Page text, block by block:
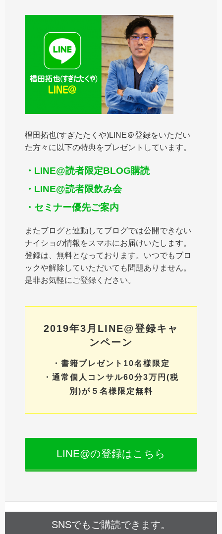
椙田拓也(すぎたたくや)LINE＠登録をいただい
た方々に以下の特典をプレゼントしています。
・LINE@読者限定BLOG購読
・LINE@読者限飲み会
・セミナー優先ご案内
またブログと連動してブログでは公開できない
ナイショの情報をスマホにお届けいたします。
登録は、無料となっております。いつでもブロ
ックや解除していただいても問題ありません。
是非お気軽にご登録ください。
2019年3月LINE@登録キャ
ンペーン
・書籍プレゼント10名様限定
・通常個人コンサル60分3万円(税
別)が５名様限定無料
LINE@の登録はこちら
SNSでもご購読できます。